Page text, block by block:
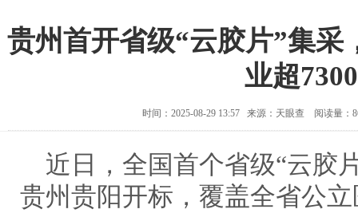
贵州首开省级“云胶片”集采
业超
时间：2025-08-29 13:57 来源：天眼查 阅读量：
近日，全国首个省级“云胶
贵州贵阳开标，覆盖全省公